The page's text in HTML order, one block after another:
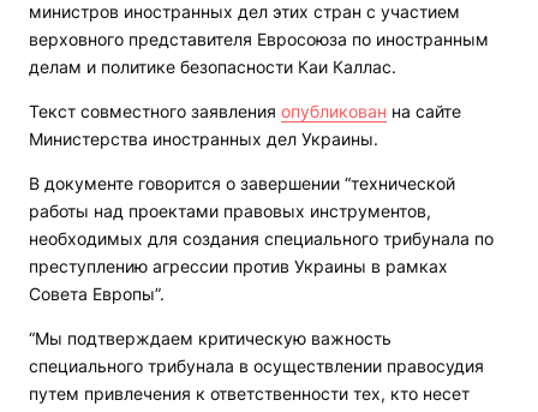
министров иностранных дел этих стран с участием
верховного представителя Евросоюза по иностранным
делам и политике безопасности Каи Каллас.
Текст совместного заявления опубликован на сайте
Министерства иностранных дел Украины.
В документе говорится о завершении “технической
работы над проектами правовых инструментов,
необходимых для создания специального трибунала по
преступлению агрессии против Украины в рамках
Совета Европы”.
“Мы подтверждаем критическую важность
специального трибунала в осуществлении правосудия
путем привлечения к ответственности тех, кто несет